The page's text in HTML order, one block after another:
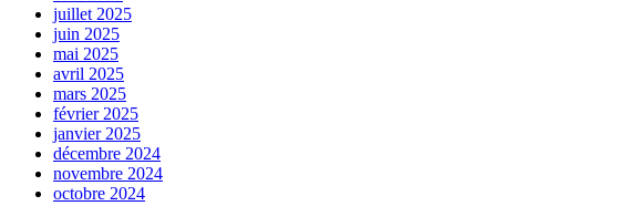
juillet 2025
juin 2025
mai 2025
avril 2025
mars 2025
février 2025
janvier 2025
décembre 2024
novembre 2024
octobre 2024